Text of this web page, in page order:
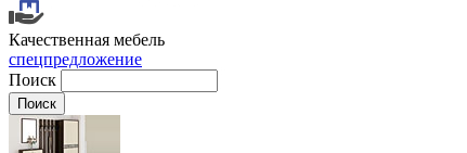
Качественная мебель
спецпредложение
Поиск